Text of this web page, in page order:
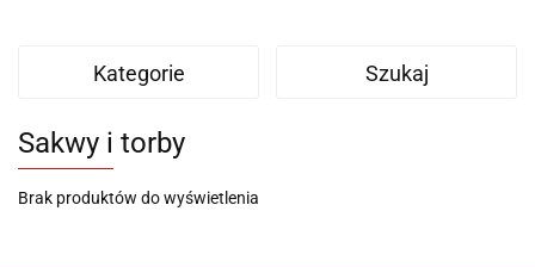
Kategorie Szukaj
Sakwy i torby
Brak produktów do wyświetlenia